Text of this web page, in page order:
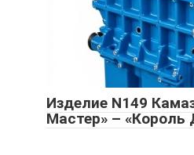
Изделие N149
Мастер» – «Король